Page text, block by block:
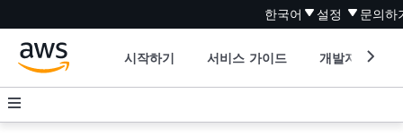
한국어 설정 문의하
시작하기 서비스 가이드 개발자 도구